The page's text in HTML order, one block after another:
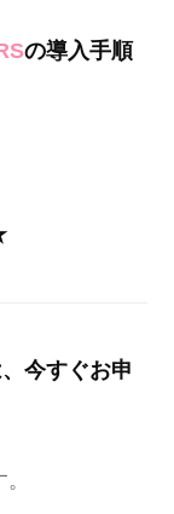
の導入手順
今すぐお申